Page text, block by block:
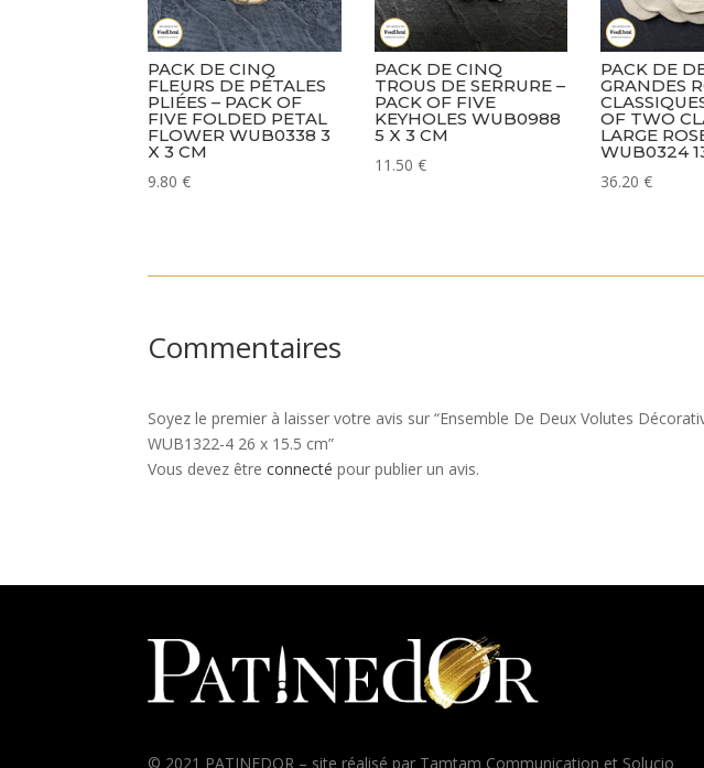
x
15.5
cm
PACK DE CINQ
FLEURS DE PÉTALES
PLIÉES – PACK OF
FIVE FOLDED PETAL
FLOWER WUB0338 3
X 3 CM
9.80€
PACK DE CINQ
TROUS DE SERRURE –
PACK OF FIVE
KEYHOLES WUB0988
5 X 3 CM
11.50 €
PACK DE
GRANDES
OF TWO
LARGE
WUB0324
36.20€
Commentaires
Soyez le premier à laisser votre avis sur “Ensemble De Deux Volutes
WUB1322-4 26 x 15.5 cm”
Vous devez êtreconnecté pour publier un avis.
© 2021 PATINEDOR – site réalisé par Tamtam Communication et Solucio